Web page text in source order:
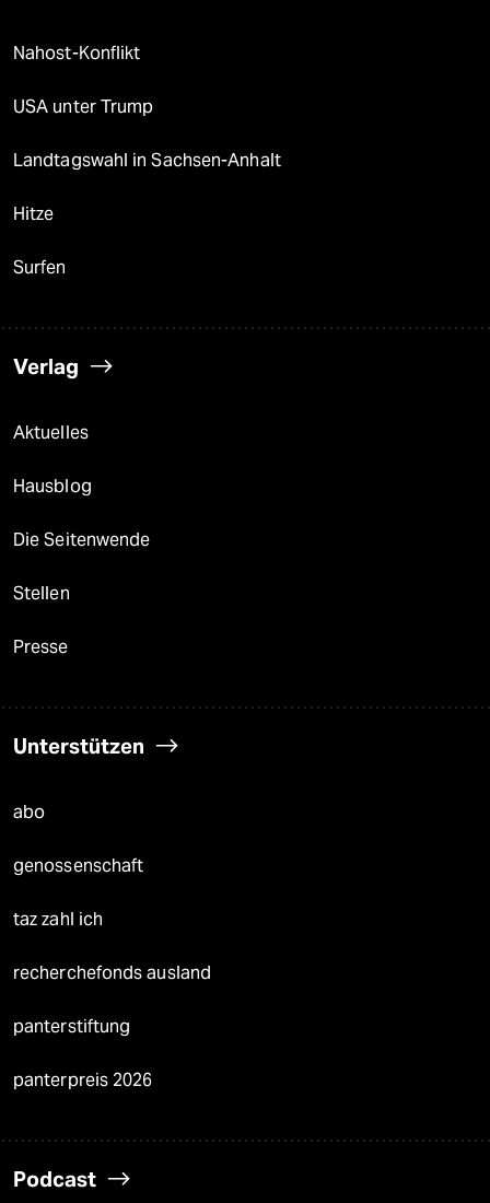
Nahost-Konflikt
USA unter Trump
Landtagswahl in Sachsen-Anhalt
Hitze
Surfen
Verlag
Aktuelles
Hausblog
Die Seitenwende
Stellen
Presse
Unterstützen
abo
genossenschaft
taz zahl ich
recherchefonds ausland
panterstiftung
panterpreis 2026
Podcast